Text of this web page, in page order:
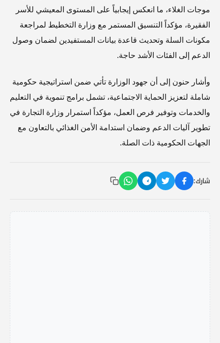
موجات الغلاء، ما انعكس إيجابياً على المستوى المعيشي للأسر
الفقيرة، مؤكداً التنسيق المستمر مع وزارة التخطيط لمراجعة
مكونات السلة وتحديث قاعدة بيانات المستفيدين لضمان وصول
الدعم إلى الفئات الأشد حاجة.
وأشار حنون إلى أن جهود الوزارة تأتي ضمن استراتيجية حكومية
شاملة لتعزيز الحماية الاجتماعية، تشمل برامج تنموية في التعليم
والخدمات وتوفير فرص العمل، مؤكداً استمرار وزارة التجارة في
تطوير آليات الدعم وضمان استدامة الأمن الغذائي بالتعاون مع
الجهات الحكومية ذات الصلة.
شارك: